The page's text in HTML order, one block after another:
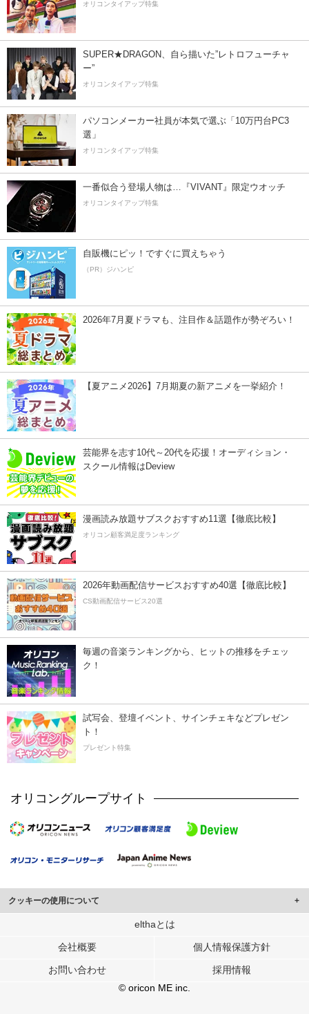
オリコンタイアップ特集
SUPER★DRAGON、自ら描いた”レトロフューチャ
ー”
オリコンタイアップ特集
パソコンメーカー社員が本気で選ぶ「10万円台PC3
選」
オリコンタイアップ特集
一番似合う登場人物は…『VIVANT』限定ウオッチ
オリコンタイアップ特集
自販機にピッ！ですぐに買えちゃう
（PR）ジハンピ
2026年7月夏ドラマも、注目作＆話題作が勢ぞろい！
【夏アニメ2026】7月期夏の新アニメを一挙紹介！
芸能界を志す10代～20代を応援！オーディション・
スクール情報はDeview
漫画読み放題サブスクおすすめ11選【徹底比較】
オリコン顧客満足度ランキング
2026年動画配信サービスおすすめ40選【徹底比較】
CS動画配信サービス20選
毎週の音楽ランキングから、ヒットの推移をチェッ
ク！
試写会、登壇イベント、サインチェキなどプレゼン
ト！
プレゼント特集
オリコングループサイト
クッキーの使用について
このサイトでは Cookie を使用して、ユーザーに合わせたコンテンツや広告の
行っています。
メディアや広告配信、データ解析の各パートナーに提供しています。
各パートナーは、この情報とユーザーが各パートナーに提供した他の情報や、
ユーザーが各パートナーのサービスを使用したときに収集した他の情報を組み
elthaとは
会社概要 個人情報保護方針
お問い合わせ
採用情報
© oricon ME inc.